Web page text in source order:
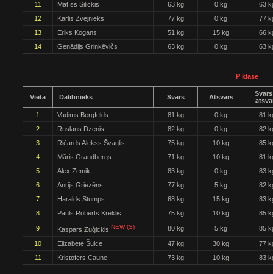
11
Matīss Silickis 63 kg 0 kg
63
12
Kārlis Zvejnieks 77 kg 0 kg
77
13
Ēriks Kogans 51 kg 15 kg
66
14
Genādijs Grinkēvičs 63 kg 0 kg 63
P klase
Vieta Dalībnieks Svars Atsvars
1
Vadims Bergfelds 81 kg 0 kg
81
2
Ruslans Dzenis 82 kg 0 kg
82
3
Ričards Alekss Švaglis 75 kg 10 kg
85
4
Māris Grandbergs 71 kg 10 kg
81
5
Alex Zemik 83 kg 0 kg
83
6
Anrijs Griezēns 77 kg 5 kg
82
7
Haralds Stumps 68 kg 15 kg
83
8
Pauls Roberts Kreklis 75 kg 10 kg 85
9 Kaspars Zuģickis NEW (S) 80 kg 5 kg 85
10 Elizabete Šulce 47 kg 30 kg
77
11
Kristofers Caune 73 kg 10 kg 83